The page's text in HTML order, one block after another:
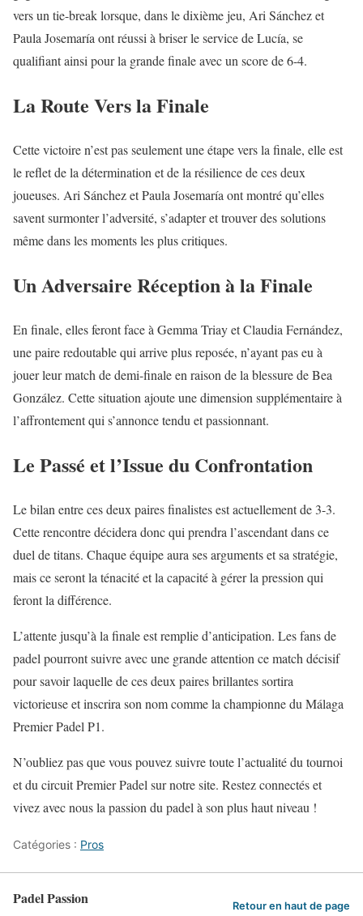
vers un tie-break lorsque, dans le dixième jeu, Ari Sánchez et
Paula Josemaría ont réussi à briser le service de Lucía, se
qualifiant ainsi pour la grande finale avec un score de 6-4.
La Route Vers la Finale
Cette victoire n’est pas seulement une étape vers la finale, elle est
le reflet de la détermination et de la résilience de ces deux
joueuses. Ari Sánchez et Paula Josemaría ont montré qu’elles
savent surmonter l’adversité, s’adapter et trouver des solutions
même dans les moments les plus critiques.
Un Adversaire Réception à la Finale
En finale, elles feront face à Gemma Triay et Claudia Fernández,
une paire redoutable qui arrive plus reposée, n’ayant pas eu à
jouer leur match de demi-finale en raison de la blessure de Bea
González. Cette situation ajoute une dimension supplémentaire à
l’affrontement qui s’annonce tendu et passionnant.
Le Passé et l’Issue du Confrontation
Le bilan entre ces deux paires finalistes est actuellement de 3-3.
Cette rencontre décidera donc qui prendra l’ascendant dans ce
duel de titans. Chaque équipe aura ses arguments et sa stratégie,
mais ce seront la ténacité et la capacité à gérer la pression qui
feront la différence.
L’attente jusqu’à la finale est remplie d’anticipation. Les fans de
padel pourront suivre avec une grande attention ce match décisif
pour savoir laquelle de ces deux paires brillantes sortira
victorieuse et inscrira son nom comme la championne du Málaga
Premier Padel P1.
N’oubliez pas que vous pouvez suivre toute l’actualité du tournoi
et du circuit Premier Padel sur notre site. Restez connectés et
vivez avec nous la passion du padel à son plus haut niveau !
Catégories : Pros
Padel Passion Retour en haut de page